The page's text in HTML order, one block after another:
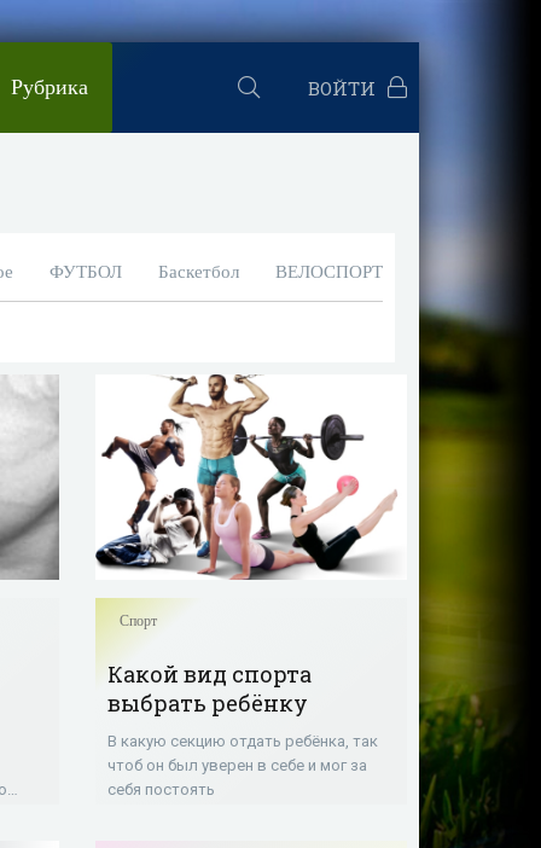
Рубрика ВОЙТИ
ФУТБОЛ Баскетбол ВЕЛОСПОРТ
Спорт
Какой вид спорта
выбрать ребёнку
В какую секцию отдать ребёнка, так
чтоб он был уверен в себе и мог за
себя постоять